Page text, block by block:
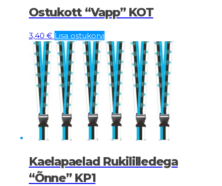
Ostukott “Vapp” KOT
3,40 € Lisa ostukorvi
Kaelapaelad Rukililledega
“Õnne” KP1